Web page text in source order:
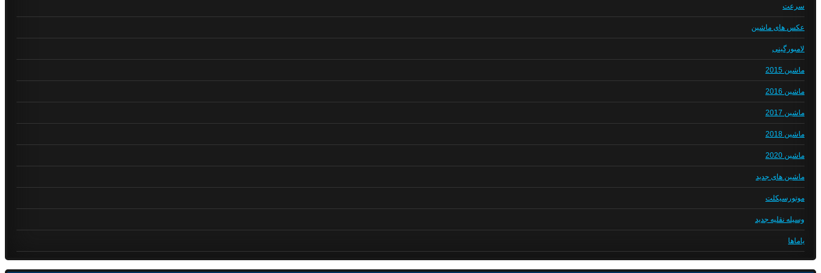
سرعت
عکس های ماشین
لامبورگینی
ماشین 2015
ماشین 2016
ماشین 2017
ماشین 2018
ماشین 2020
ماشین های جدید
موتورسیکلت
وسیله نقلیه جدید
یاماها